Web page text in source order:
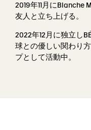
2019年11月にBlanche
友人と立ち上げる。
2022年12月に独立し
球との優しい関わり
プとして活動中。